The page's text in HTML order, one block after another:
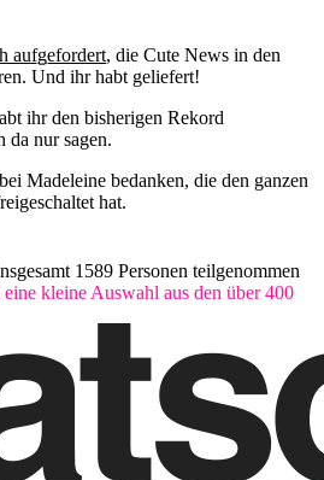
aufgefordert, die Cute News in den
Und ihr habt geliefert!
ihr den bisherigen Rekord
da nur sagen.
Madeleine bedanken, die den ganzen
hat.
1589 Personen teilgenommen
kleine Auswahl aus den über 400